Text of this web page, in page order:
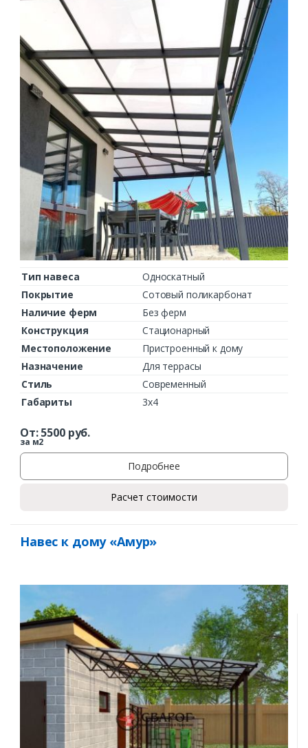
Тип навеса
Односкатный
Покрытие
Сотовый поликарбонат
Наличие ферм
Без ферм
Конструкция
Стационарный
Местоположение
Пристроенный к дому
Назначение
Для террасы
Стиль
Современный
Габариты
3х4
От:5500руб.
за м2
Подробнее
Расчет стоимости
Навес к дому «Амур»